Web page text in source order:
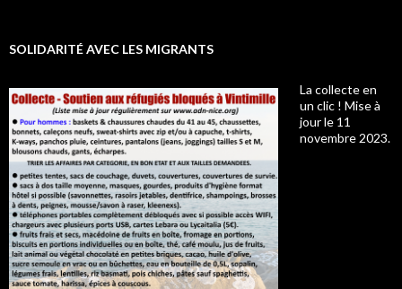
SOLIDARITÉ AVEC LES MIGRANTS
La collecte en
un clic ! Mise à
jour le 11
novembre 2023.